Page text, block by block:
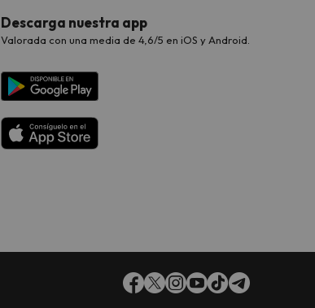
Descarga nuestra app
Valorada con una media de 4,6/5 en iOS y Android.